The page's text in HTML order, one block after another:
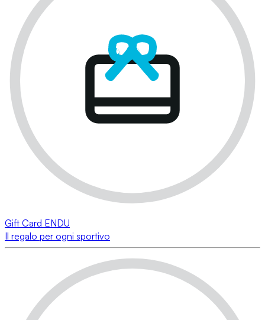
Gift Card ENDU
Il regalo per ogni sportivo